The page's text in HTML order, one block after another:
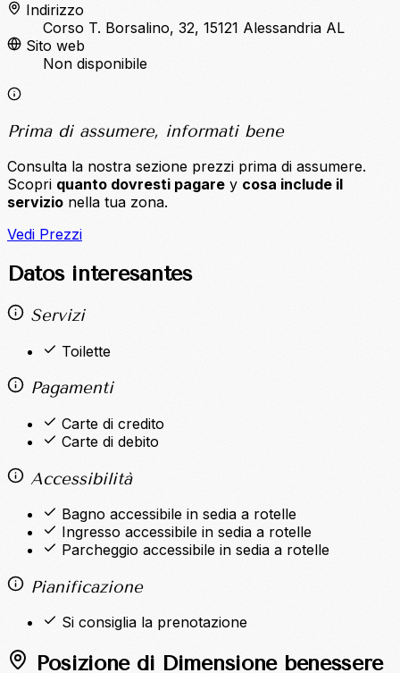
Indirizzo
Corso T. Borsalino, 32, 15121 Alessandria AL
Sito web
Non disponibile
Prima di assumere, informati bene
Consulta la nostra sezione prezzi prima di assumere.
Scopri quanto dovresti pagare y cosa include il
servizio nella tua zona.
Vedi Prezzi
Datos interesantes
Servizi
Toilette
Pagamenti
Carte di credito
Carte di debito
Accessibilità
Bagno accessibile in sedia a rotelle
Ingresso accessibile in sedia a rotelle
Parcheggio accessibile in sedia a rotelle
Pianificazione
Si consiglia la prenotazione
Posizione di Dimensione benessere